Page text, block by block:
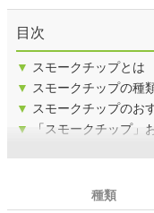
目次
▼ スモークチップとは
▼ スモークチップの種
▼ スモークチップのお
▼
「スモークチップ」
種類